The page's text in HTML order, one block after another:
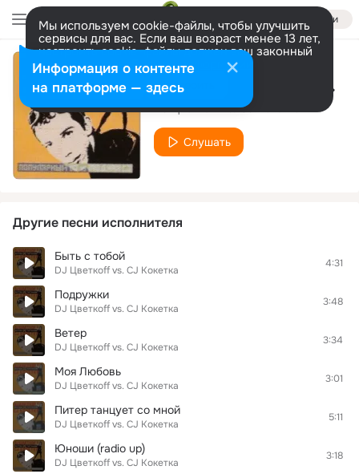
Войти
Мы используем cookie-файлы, чтобы улучшить
сервисы для вас. Если ваш возраст менее 13 лет,
настроить cookie-файлы должен ваш законный
представитель. Больше информации
Разрешить все Настроить Я ХОЧУ БЫТЬ 100БОЙ
DJ Цветкoff vs. CJ Кокетка
Слушать
Другие песни исполнителя
Быть с тобой
DJ Цветкoff vs. CJ Кокетка
4:31
Подружки
DJ Цветкoff vs. CJ Кокетка
3:48
Ветер
DJ Цветкoff vs. CJ Кокетка
3:34
Моя Любовь
DJ Цветкoff vs. CJ Кокетка
3:01
Питер танцует со мной
DJ Цветкoff vs. CJ Кокетка
5:11
Юноши (radio up)
DJ Цветкoff vs. CJ Кокетка
3:18
Информация о контенте
на платформе — здесь